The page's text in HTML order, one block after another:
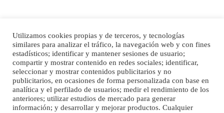
SHIBA PERDIDO AVDA JOSE MESA Y LOPEZ
PERRO MACHO RAZA SHIBA CON MICROCHIP PERDIDO HOY 06/07/2025 ZONA
MESA Y LOPEZ. ES MUY ASUSTADIZO
Leales.org » Gran Canaria | 6.7.2025
Inicio Publicidad
Política de privacidad
Aviso Legal
Cláusula de Cookies
Enlaces de interés
Utilizamos cookies propias y de terceros, y tecnologías
similares para analizar el tráfico, la navegación web y con fines
estadísticos; identificar y mantener sesiones de usuario;
compartir y mostrar contenido en redes sociales; identificar,
seleccionar y mostrar contenidos publicitarios y no
publicitarios, en ocasiones de forma personalizada con base en
analítica y el perfilado de usuarios; medir el rendimiento de los
anteriores; utilizar estudios de mercado para generar
información; y desarrollar y mejorar productos. Cualquier